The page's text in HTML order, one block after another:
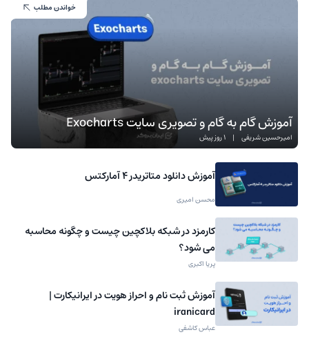
آموزش گام به گام و تصویری سایت Exocharts
امیرحسین شریفی | 1 روز پیش
خواندن مطلب
آموزش دانلود متاتریدر 4 آمارکتس
محسن امیری
کارمزد در شبکه بلاکچین چیست و چگونه محاسبه
می شود؟
پریا اکبری
آموزش ثبت نام و احراز هویت در ایرانیکارت |
iranicard
عباس کاشفی